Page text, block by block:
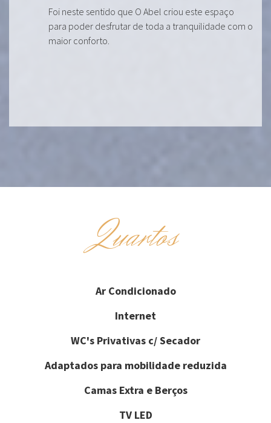
Foi neste sentido que O Abel criou este espaço
para poder desfrutar de toda a tranquilidade com o
maior conforto.
Quartos
Ar Condicionado
Internet
WC's Privativas c/ Secador
Adaptados para mobilidade reduzida
Camas Extra e Berços
TV LED